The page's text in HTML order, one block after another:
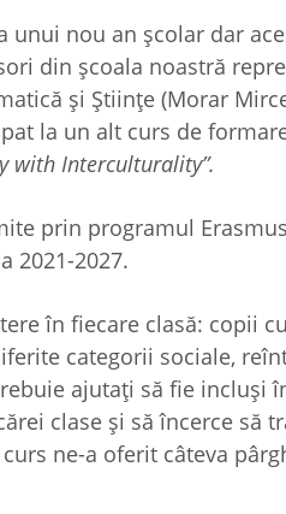
nou an școlar dar
din școala noastră
și Științe (Morar
la un alt curs de
with Interculturality”.
prin programul
2021-2027.
în fiecare clasă: copii
categorii sociale,
ajutați să fie incluși
clase și să încerce să
ne-a oferit câteva